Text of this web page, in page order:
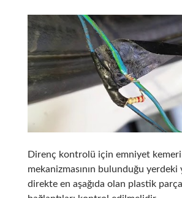
Direnç kontrolü için emniyet kemeri
mekanizmasının bulunduğu yerdeki
direkte en aşağıda olan plastik parça